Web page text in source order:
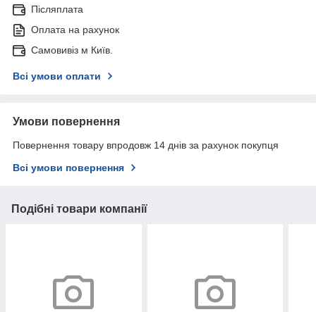
Післяплата
Оплата на рахунок
Самовивіз м Київ.
Всі умови оплати
Умови повернення
Повернення товару впродовж 14 днів за рахунок покупця
Всі умови повернення
Подібні товари компанії